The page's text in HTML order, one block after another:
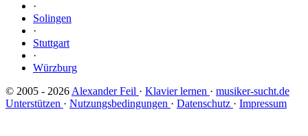
·
Solingen
·
Stuttgart
·
Würzburg
© 2005 - 2026 Alexander Feil · Klavier lernen · musiker-sucht.de
Unterstützen · Nutzungsbedingungen · Datenschutz · Impressum